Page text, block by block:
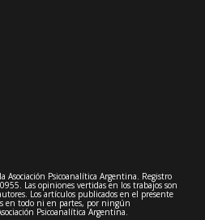
Asociación Psicoanalítica Argentina. Registro
Las opiniones vertidas en los trabajos son
Los artículos publicados en el presente
en todo ni en partes, por ningún
Psicoanalítica Argentina.